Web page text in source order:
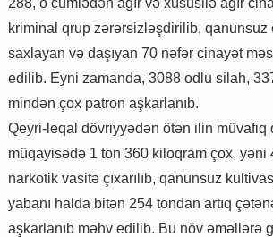
288, o cümlədən ağır və xüsusilə ağır
kriminal qrup zərərsizləşdirilib, qanunsuz
saxlayan və daşıyan 70 nəfər cinayət
edilib. Eyni zamanda, 3088 odlu silah,
mindən çox patron aşkarlanıb.
Qeyri-leqal dövriyyədən ötən ilin müvafiq
müqayisədə 1 ton 360 kiloqram çox, yəni
narkotik vasitə çıxarılıb, qanunsuz
yabanı halda bitən 254 tondan artıq
aşkarlanıb məhv edilib. Bu növ əməllərə